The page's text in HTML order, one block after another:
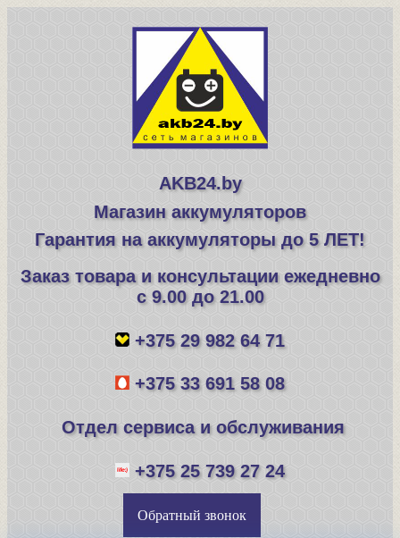
AKB24.by
Магазин аккумуляторов
Гарантия на аккумуляторы до 5 ЛЕТ!
Заказ товара и консультации ежедневно
с 9.00 до 21.00
+375 29 982 64 71
+375 33 691 58 08
Отдел сервиса и обслуживания
+375 25 739 27 24
Обратный звонок